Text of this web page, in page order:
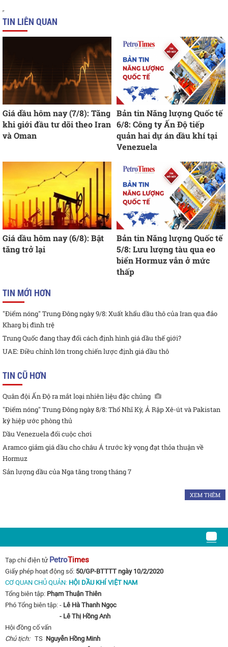
TIN LIÊN QUAN
Giá dầu hôm nay (7/8): Tăng
khi giới đầu tư dõi theo Iran
và Oman
Bản tin Năng lượng Quốc tế
6/8: Công ty Ấn Độ tiếp
quản hai dự án dầu khí tại
Venezuela
Giá dầu hôm nay (6/8): Bật
tăng trở lại
Bản tin Năng lượng Quốc tế
5/8: Lưu lượng tàu qua eo
biển Hormuz vẫn ở mức
thấp
TIN MỚI HƠN
"Điểm nóng" Trung Đông ngày 9/8: Xuất khẩu dầu thô của Iran qua đảo
Kharg bị đình trệ
Trung Quốc đang thay đổi cách định hình giá dầu thế giới?
UAE: Điều chỉnh lớn trong chiến lược định giá dầu thô
TIN CŨ HƠN
Quân đội Ấn Độ ra mắt loại nhiên liệu đặc chủng
"Điểm nóng" Trung Đông ngày 8/8: Thổ Nhĩ Kỳ, Ả Rập Xê-út và Pakistan
ký hiệp ước phòng thủ
Dầu Venezuela đổi cuộc chơi
Aramco giảm giá dầu cho châu Á trước kỳ vọng đạt thỏa thuận về
Hormuz
Sản lượng dầu của Nga tăng trong tháng 7
XEM THÊM
Tạp chí điện tử PetroTimes
Giấy phép hoạt động số: 50/GP-BTTTT ngày 10/2/2020
CƠ QUAN CHỦ QUẢN: HỘI DẦU KHÍ VIỆT NAM
Tổng biên tập: Phạm Thuận Thiên
Phó Tổng biên tập: - Lê Hà Thanh Ngọc
- Lê Thị Hồng Anh
Hội đồng cố vấn
Chủ tịch:TS Nguyễn Hồng Minh